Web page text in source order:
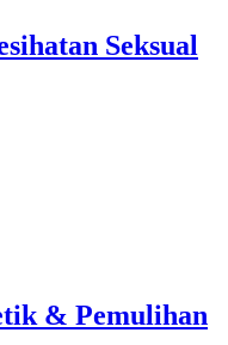
Seksual
& Pemulihan